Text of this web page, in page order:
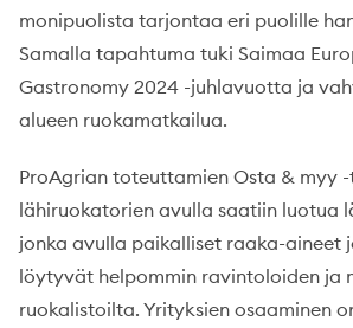
monipuolista tarjontaa eri puolille
Samalla tapahtuma tuki Saimaa
Gastronomy 2024 -juhlavuotta ja
alueen ruokamatkailua.
ProAgrian toteuttamien Osta & myy
lähiruokatorien avulla saatiin luotua
jonka avulla paikalliset raaka-aineet
löytyvät helpommin ravintoloiden ja
ruokalistoilta. Yrityksien osaaminen